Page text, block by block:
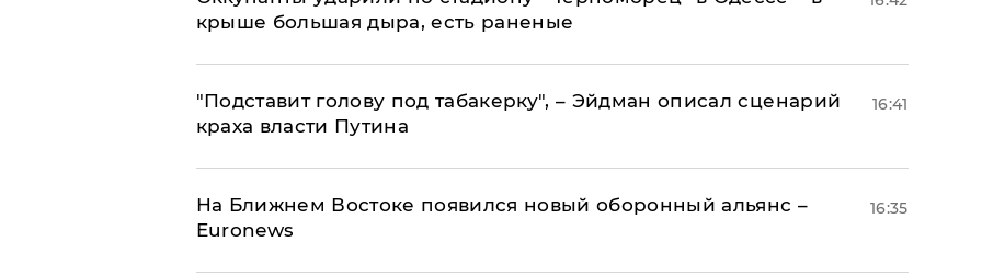
крыше большая дыра, есть раненые
​"Подставит голову под табакерку", – Эйдман описал сценарий
краха власти Путина
16:41
На Ближнем Востоке появился новый оборонный альянс –
Euronews
16:35